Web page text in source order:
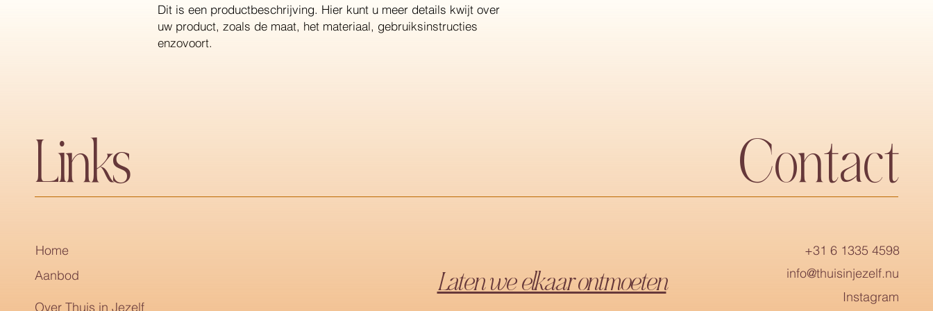
Dit is een productbeschrijving. Hier kunt u meer details kwijt over
uw product, zoals de maat, het materiaal, gebruiksinstructies
enzovoort.
Links
Home
Aanbod
Over Thuis in Jezelf
Laten we elkaar ontmoeten
Contact
+31 6 1335 4598
info@thuisinjezelf.nu
Instagram